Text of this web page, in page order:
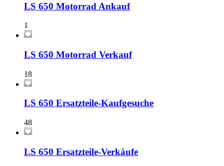
LS 650 Motorrad Ankauf
1
LS 650 Motorrad Verkauf
18
LS 650 Ersatzteile-Kaufgesuche
48
LS 650 Ersatzteile-Verkäufe